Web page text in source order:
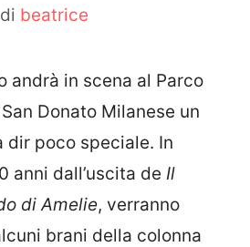
di beatrice
andrà in scena al Parco
Donato Milanese un
dir poco speciale. In
anni dall’uscita de Il
di Amelie, verranno
brani della colonna